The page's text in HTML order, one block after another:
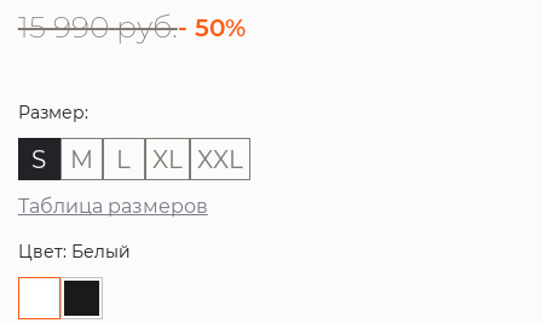
15 990 руб.- 50%
Размер:
S M L XL XXL
Таблица размеров
Цвет: Белый